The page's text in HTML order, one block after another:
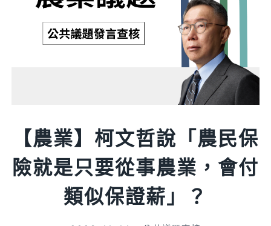
【農業】柯文哲說「農民保
險就是只要從事農業，會付
類似保證薪」？